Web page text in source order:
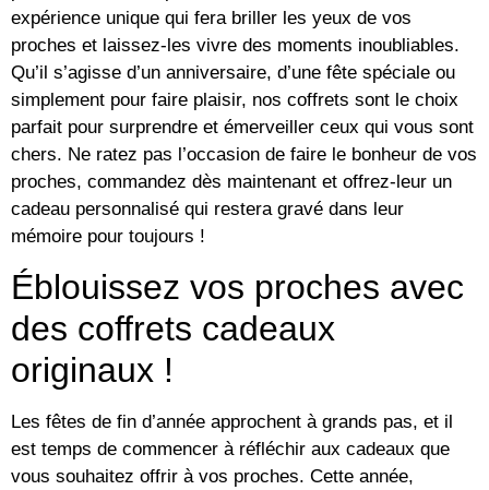
expérience unique qui fera briller les yeux de vos
proches et laissez-les vivre des moments inoubliables.
Qu’il s’agisse d’un anniversaire, d’une fête spéciale ou
simplement pour faire plaisir, nos coffrets sont le choix
parfait pour surprendre et émerveiller ceux qui vous sont
chers. Ne ratez pas l’occasion de faire le bonheur de vos
proches, commandez dès maintenant et offrez-leur un
cadeau personnalisé qui restera gravé dans leur
mémoire pour toujours !
Éblouissez vos proches avec
des coffrets cadeaux
originaux !
Les fêtes de fin d’année approchent à grands pas, et il
est temps de commencer à réfléchir aux cadeaux que
vous souhaitez offrir à vos proches. Cette année,